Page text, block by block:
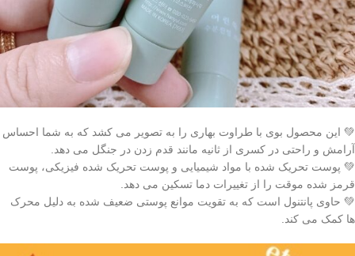
💚 این محصول بوی با طراوت بهاری را به تصویر می کشد که به شما احساس
آرامش و راحتی در کسری از ثانیه مانند قدم زدن در جنگل می دهد.
💚 پوست تحریک شده با مواد شیمیایی و پوست تحریک شده فیزیکی، پوست
قرمز شده موقت را از تغییرات دما تسکین می دهد.
💚 حاوی پانتنول است که به تقویت موانع پوستی ضعیف شده به دلیل محرک
ها کمک می کند.